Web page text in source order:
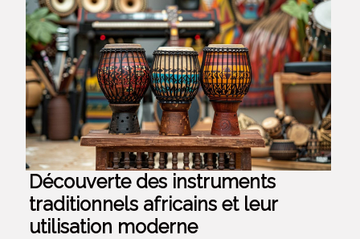
Découverte des instruments
traditionnels africains et leur
utilisation moderne